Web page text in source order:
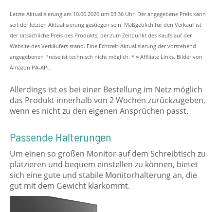
Letzte Aktualisierung am 10.06.2026 um 03:36 Uhr. Der angegebene Preis kann
seit der letzten Aktualisierung gestiegen sein. Maßgeblich für den Verkauf ist
der tatsächliche Preis des Produkts, der zum Zeitpunkt des Kaufs auf der
Website des Verkäufers stand. Eine Echtzeit-Aktualisierung der vorstehend
angegebenen Preise ist technisch nicht möglich. * = Affiliate Links. Bilder von
Amazon PA-API.
Allerdings ist es bei einer Bestellung im Netz möglich
das Produkt innerhalb von 2 Wochen zurückzugeben,
wenn es nicht zu den eigenen Ansprüchen passt.
Passende Halterungen
Um einen so großen Monitor auf dem Schreibtisch zu
platzieren und bequem einstellen zu können, bietet
sich eine gute und stabile Monitorhalterung an, die
gut mit dem Gewicht klarkommt.